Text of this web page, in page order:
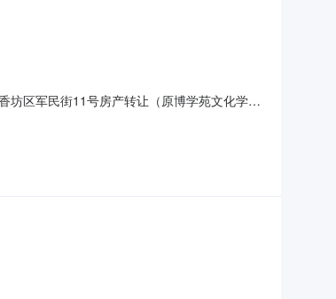
坊区军民街11号房产转让（原博学苑文化学